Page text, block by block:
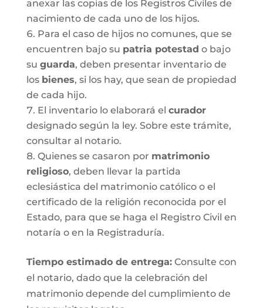
anexar las copias de los Registros Civiles de
nacimiento de cada uno de los hijos.
Para el caso de hijos no comunes, que se
encuentren bajo su patria potestad o bajo
su guarda, deben presentar inventario de
los bienes, si los hay, que sean de propiedad
de cada hijo.
El inventario lo elaborará el curador
designado según la ley. Sobre este trámite,
consultar al notario.
Quienes se casaron por matrimonio
religioso, deben llevar la partida
eclesiástica del matrimonio católico o el
certificado de la religión reconocida por el
Estado, para que se haga el Registro Civil en
notaría o en la Registraduría.
Tiempo estimado de entrega:Consulte con
el notario, dado que la celebración del
matrimonio depende del cumplimiento de